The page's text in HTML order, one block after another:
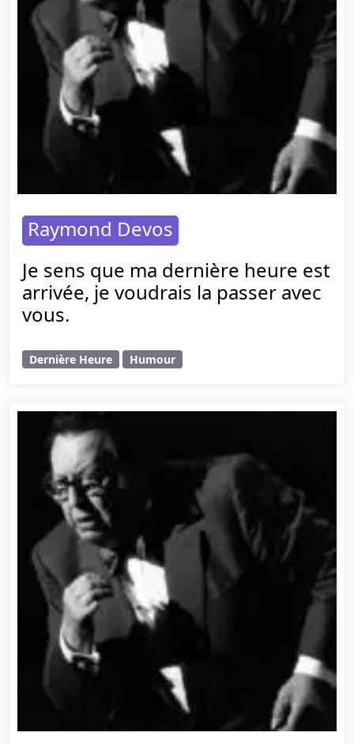
Raymond Devos
Je sens que ma dernière heure est
arrivée, je voudrais la passer avec
vous.
Dernière Heure Humour